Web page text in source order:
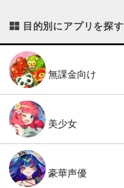
目的別にアプリを探す
無課金向け
美少女
豪華声優